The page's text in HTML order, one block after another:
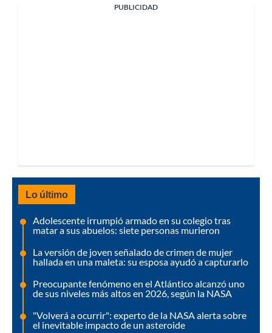
PUBLICIDAD
Lo último
Adolescente irrumpió armado en su colegio tras
matar a sus abuelos: siete personas murieron
La versión de joven señalado de crimen de mujer
hallada en una maleta: su esposa ayudó a capturarlo
Preocupante fenómeno en el Atlántico alcanzó uno
de sus niveles más altos en 2026, según la NASA
"Volverá a ocurrir": experto de la NASA alerta sobre
el inevitable impacto de un asteroide